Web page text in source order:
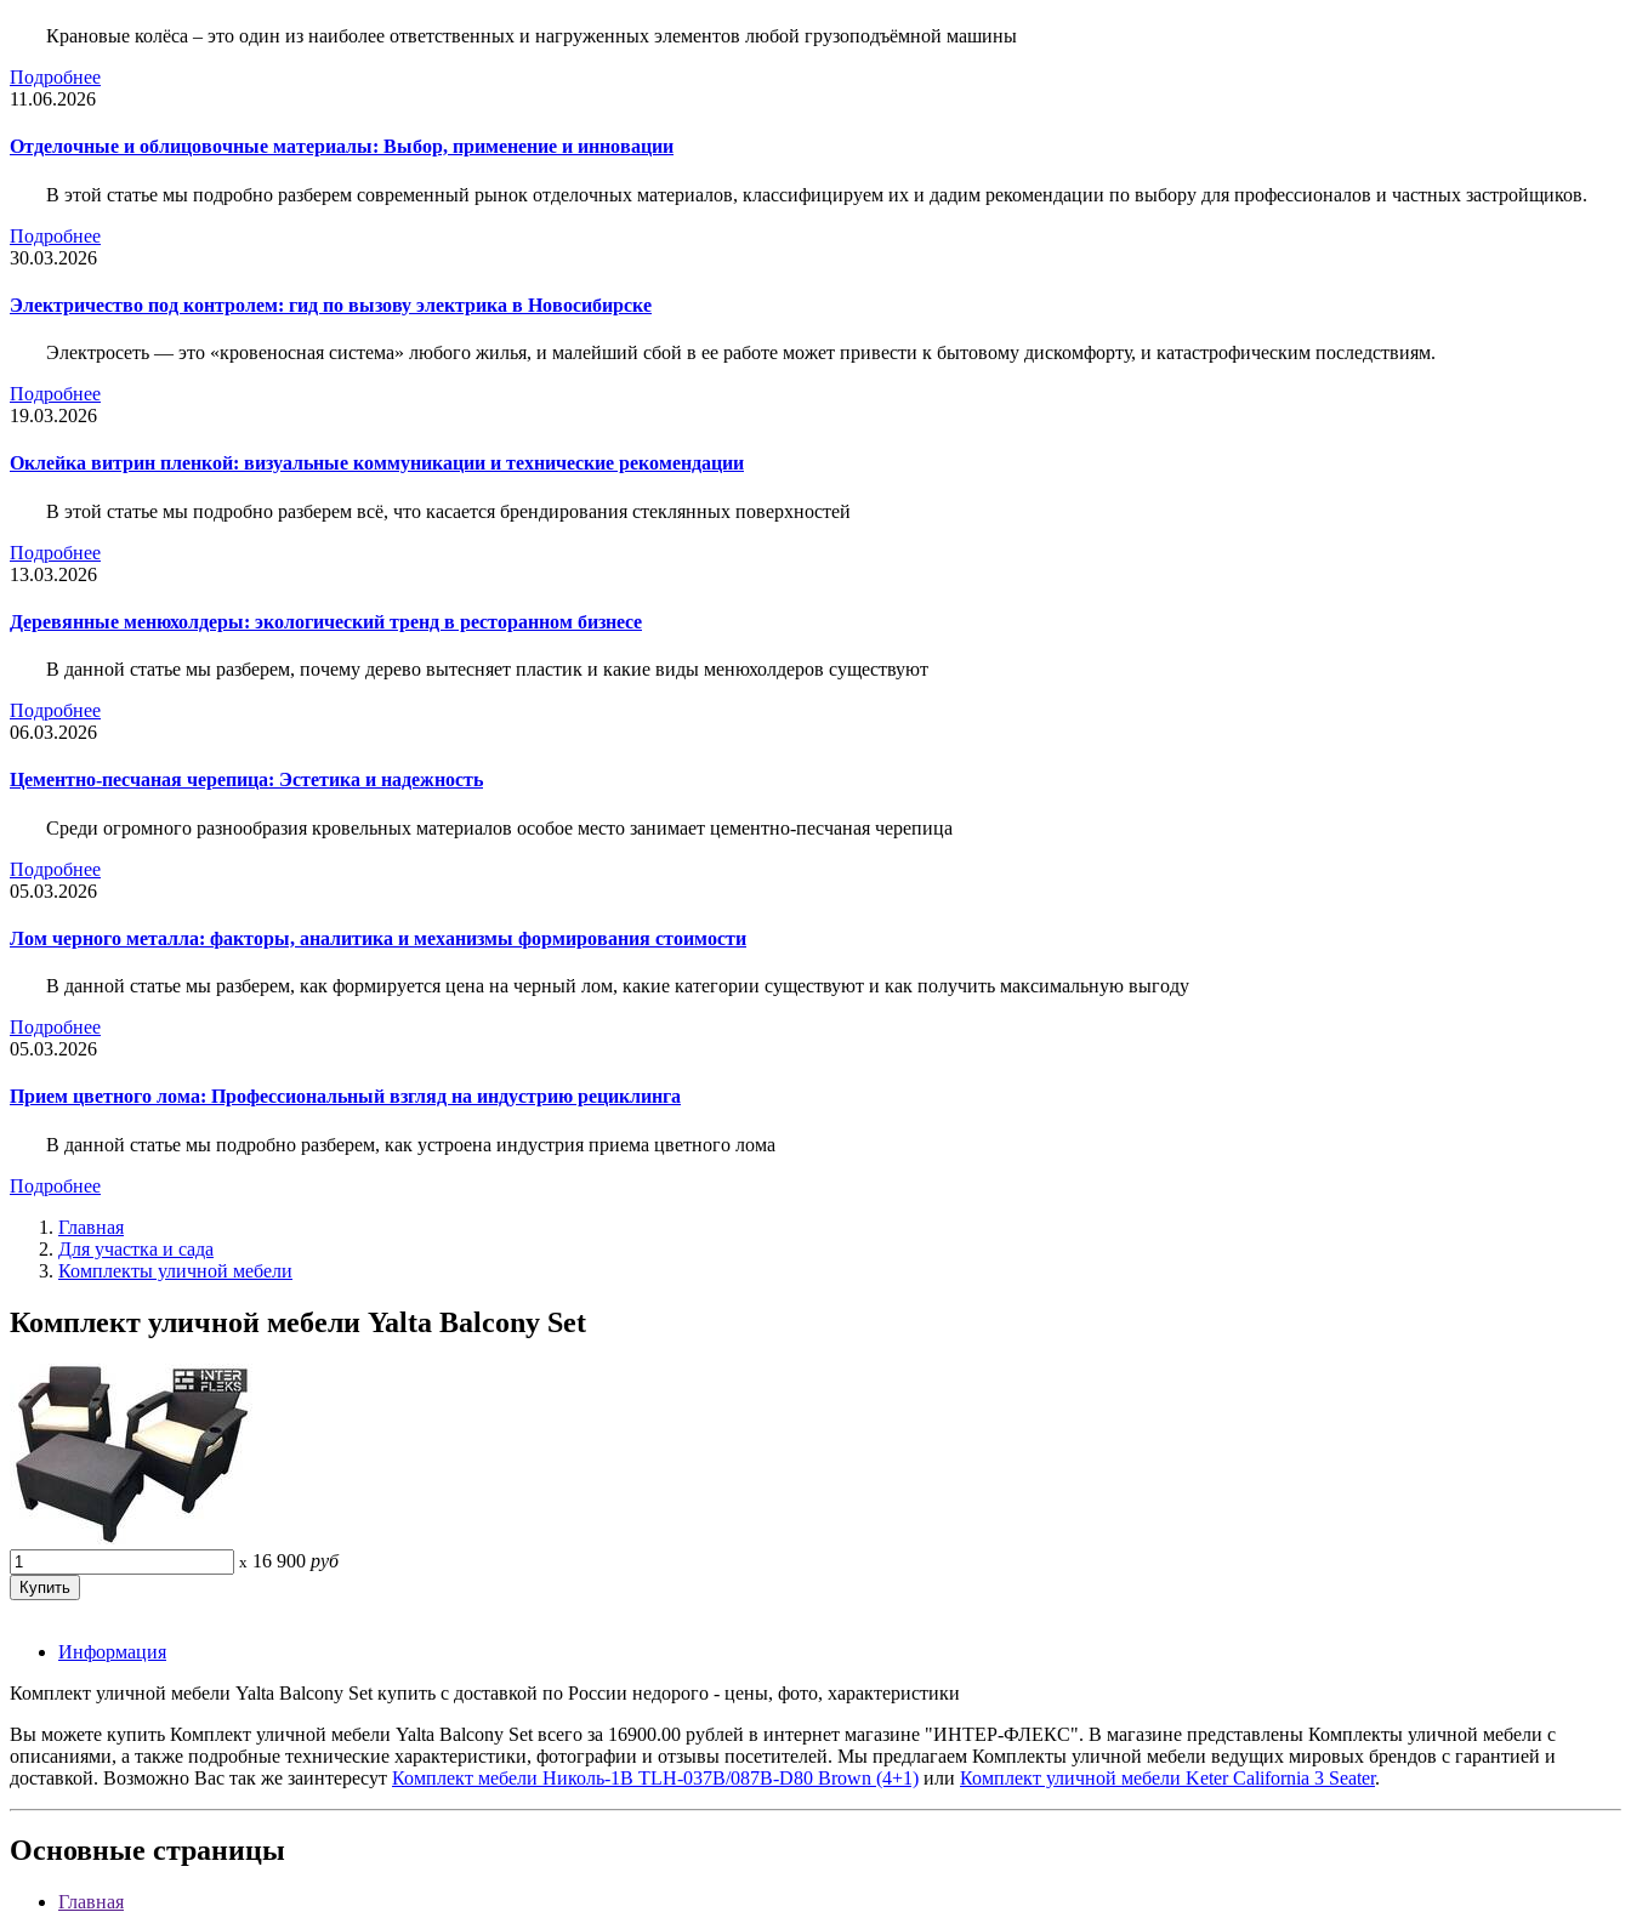
Крановые колёса – это один из наиболее ответственных и нагруженных элементов любой грузоподъёмной машины
Подробнее
11.06.2026
Отделочные и облицовочные материалы: Выбор, применение и инновации
В этой статье мы подробно разберем современный рынок отделочных материалов, классифицируем их и дадим рекомендации по выбору для профессионалов и частных застройщиков.
Подробнее
30.03.2026
Электричество под контролем: гид по вызову электрика в Новосибирске
Электросеть — это «кровеносная система» любого жилья, и малейший сбой в ее работе может привести к бытовому дискомфорту, и катастрофическим последствиям.
Подробнее
19.03.2026
Оклейка витрин пленкой: визуальные коммуникации и технические рекомендации
В этой статье мы подробно разберем всё, что касается брендирования стеклянных поверхностей
Подробнее
13.03.2026
Деревянные менюхолдеры: экологический тренд в ресторанном бизнесе
В данной статье мы разберем, почему дерево вытесняет пластик и какие виды менюхолдеров существуют
Подробнее
06.03.2026
Цементно-песчаная черепица: Эстетика и надежность
Среди огромного разнообразия кровельных материалов особое место занимает цементно-песчаная черепица
Подробнее
05.03.2026
Лом черного металла: факторы, аналитика и механизмы формирования стоимости
В данной статье мы разберем, как формируется цена на черный лом, какие категории существуют и как получить максимальную выгоду
Подробнее
05.03.2026
Прием цветного лома: Профессиональный взгляд на индустрию рециклинга
В данной статье мы подробно разберем, как устроена индустрия приема цветного лома
Подробнее
Главная
Для участка и сада
Комплекты уличной мебели
Комплект уличной мебели Yalta Balcony Set
x 16 900 руб
Информация
Комплект уличной мебели Yalta Balcony Set купить с доставкой по России недорого - цены, фото, характеристики
Вы можете купить Комплект уличной мебели Yalta Balcony Set всего за 16900.00 рублей в интернет магазине "ИНТЕР-ФЛЕКС". В магазине представлены Комплекты уличной мебели с
описаниями, а также подробные технические характеристики, фотографии и отзывы посетителей. Мы предлагаем Комплекты уличной мебели ведущих мировых брендов с гарантией и
доставкой. Возможно Вас так же заинтересут Комплект мебели Николь-1B TLH-037B/087B-D80 Brown (4+1) или Комплект уличной мебели Keter California 3 Seater.
Основные страницы
Главная